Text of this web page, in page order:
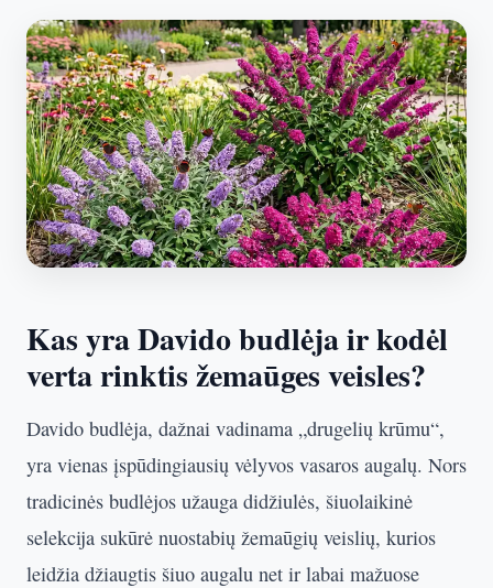
Kas yra Davido budlėja ir kodėl
verta rinktis žemaūges veisles?
Davido budlėja, dažnai vadinama „drugelių krūmu“,
yra vienas įspūdingiausių vėlyvos vasaros augalų. Nors
tradicinės budlėjos užauga didžiulės, šiuolaikinė
selekcija sukūrė nuostabių žemaūgių veislių, kurios
leidžia džiaugtis šiuo augalu net ir labai mažuose